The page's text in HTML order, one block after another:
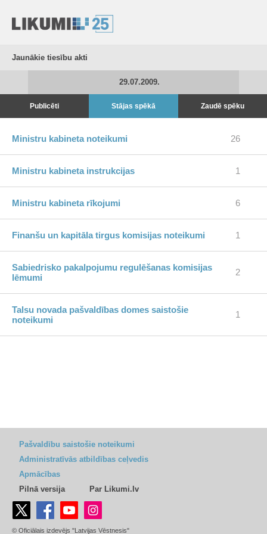
Jaunākie tiesību akti
29.07.2009.
Publicēti Stājas spēkā Zaudē spēku
Ministru kabineta noteikumi 26
Ministru kabineta instrukcijas 1
Ministru kabineta rīkojumi 6
Finanšu un kapitāla tirgus komisijas noteikumi 1
Sabiedrisko pakalpojumu regulēšanas komisijas
lēmumi
2
Talsu novada pašvaldības domes saistošie
noteikumi
1
Pašvaldību saistošie noteikumi
Administratīvās atbildības ceļvedis
Apmācības
Pilnā versija
Par Likumi.lv
© Oficiālais izdevējs "Latvijas Vēstnesis"